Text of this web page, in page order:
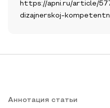
https://apni.ru/article/
dizajnerskoj-
Аннотация статьи